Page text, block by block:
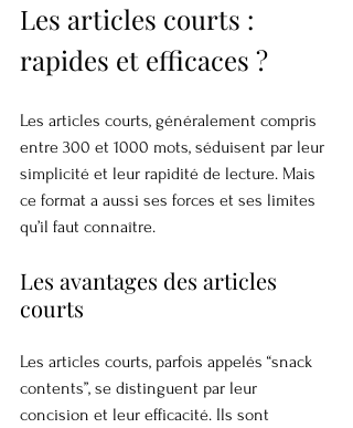
Les articles courts :
rapides et efficaces ?
Les articles courts, généralement compris
entre 300 et 1000 mots, séduisent par leur
simplicité et leur rapidité de lecture. Mais
ce format a aussi ses forces et ses limites
qu’il faut connaître.
Les avantages des articles
courts
Les articles courts, parfois appelés “snack
contents”, se distinguent par leur
concision et leur efficacité. Ils sont